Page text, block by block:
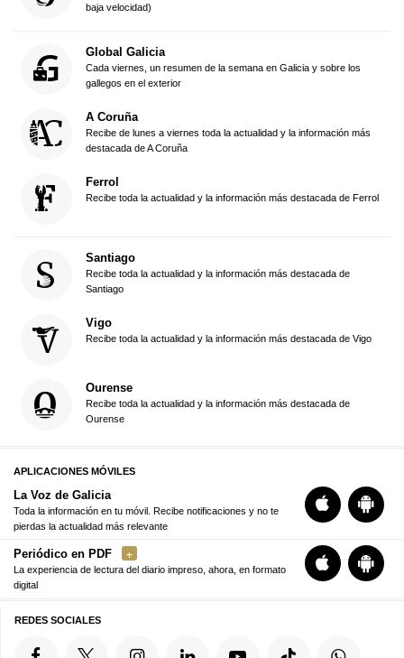
baja velocidad)
Global Galicia
Cada viernes, un resumen de la semana en Galicia y sobre los
gallegos en el exterior
A Coruña
Recibe de lunes a viernes toda la actualidad y la información más
destacada de A Coruña
Ferrol
Recibe toda la actualidad y la información más destacada de Ferrol
Santiago
Recibe toda la actualidad y la información más destacada de
Santiago
Vigo
Recibe toda la actualidad y la información más destacada de Vigo
Ourense
Recibe toda la actualidad y la información más destacada de
Ourense
APLICACIONES MÓVILES
La Voz de Galicia
Toda la información en tu móvil. Recibe notificaciones y no te
pierdas la actualidad más relevante
Periódico en PDF
La experiencia de lectura del diario impreso, ahora, en formato
digital
REDES SOCIALES